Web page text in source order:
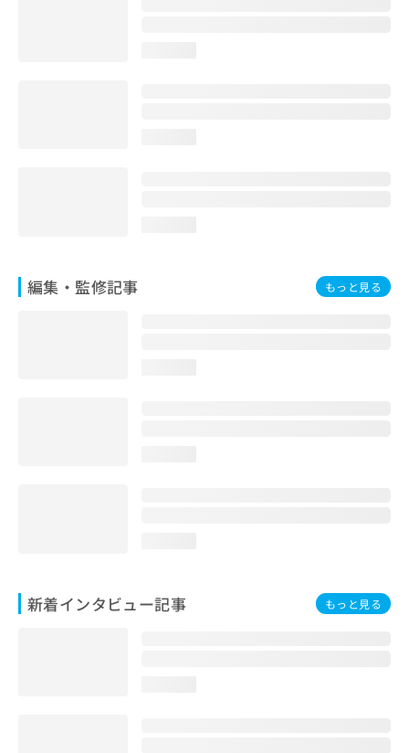
編集・監修記事 もっと見る
新着インタビュー記事 もっと見る